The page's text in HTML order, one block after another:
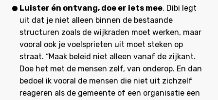
Luister én ontvang, doe er iets mee. Dibi legt
uit dat je niet alleen binnen de bestaande
structuren zoals de wijkraden moet werken, maar
vooral ook je voelsprieten uit moet steken op
straat. “Maak beleid niet alleen vanaf de zijkant.
Doe het met de mensen zelf, van onderop. En dan
bedoel ik vooral de mensen die niet uit zichzelf
reageren als de gemeente of een organisatie een